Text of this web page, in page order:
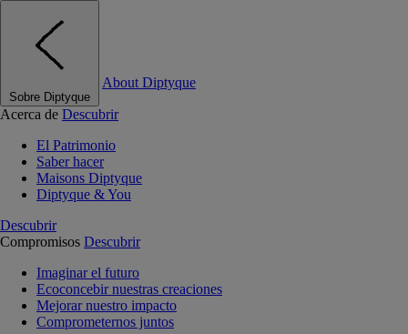
Sobre Diptyque
About Diptyque
Acerca de Descubrir
El Patrimonio
Saber hacer
Maisons Diptyque
Diptyque & You
Descubrir
Compromisos Descubrir
Imaginar el futuro
Ecoconcebir nuestras creaciones
Mejorar nuestro impacto
Comprometernos juntos